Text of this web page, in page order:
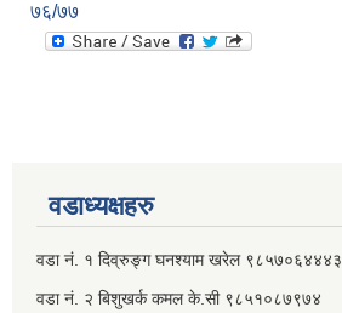
७६/७७
वडाध्यक्षहरु
वडा नं. १ दिव्रुङ्ग घनश्याम खरेल ९८५७०६४४४३
वडा नं. २ ‌‍बिशुखर्क कमल के.सी ९८५१०८७९७४